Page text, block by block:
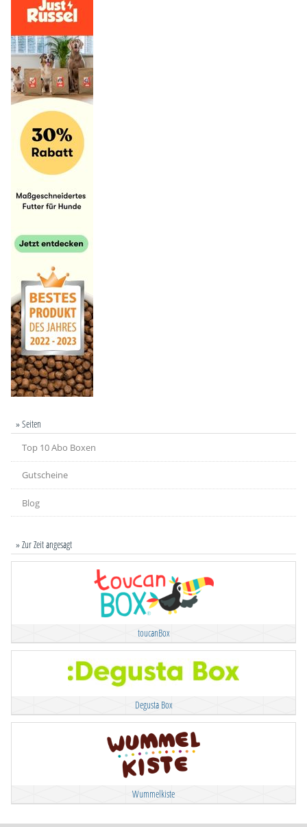
» Seiten
Top 10 Abo Boxen
Gutscheine
Blog
» Zur Zeit angesagt
toucanBox
Degusta Box
Wummelkiste